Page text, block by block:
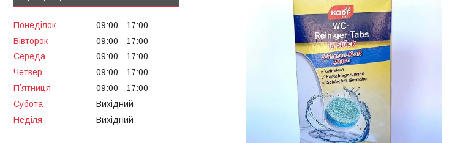
Понеділок 09:00
17:00
Вівторок
09:00
17:00
Середа
09:00
17:00
Четвер
09:00
17:00
Пʼятниця
09:00
17:00
Субота
Вихідний
Неділя
Вихідний